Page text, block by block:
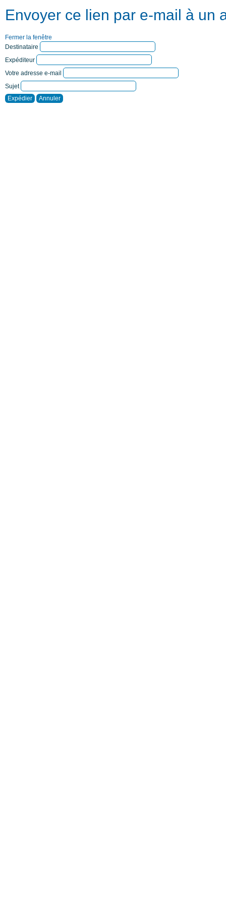
Envoyer ce lien par e-mail à un
Fermer la fenêtre
Destinataire
Expéditeur
Votre adresse e-mail
Sujet
Expédier
Annuler